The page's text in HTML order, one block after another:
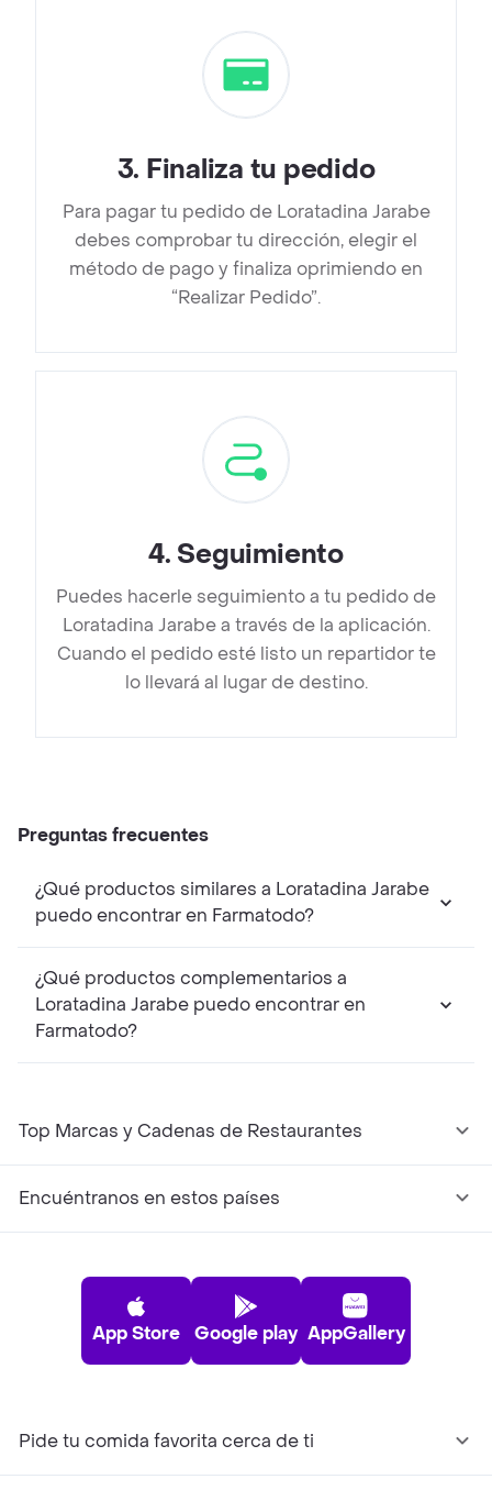
3. Finaliza tu pedido
Para pagar tu pedido de Loratadina Jarabe
debes comprobar tu dirección, elegir el
método de pago y finaliza oprimiendo en
“Realizar Pedido”.
4. Seguimiento
Puedes hacerle seguimiento a tu pedido de
Loratadina Jarabe a través de la aplicación.
Cuando el pedido esté listo un repartidor te
lo llevará al lugar de destino.
Preguntas frecuentes
¿Qué productos similares a Loratadina Jarabe
puedo encontrar en Farmatodo?
¿Qué productos complementarios a
Loratadina Jarabe puedo encontrar en
Farmatodo?
Top Marcas y Cadenas de Restaurantes
Encuéntranos en estos países
App Store Google play AppGallery
Pide tu comida favorita cerca de ti